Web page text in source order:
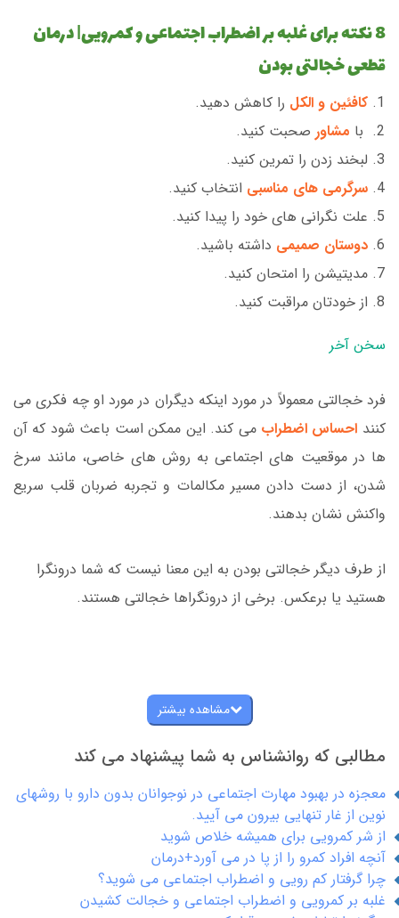
8 نکته برای غلبه بر اضطراب اجتماعی و کمرویی| درمان
قطعی خجالتی بودن
کافئین و الکل را کاهش دهید.
با مشاور صحبت کنید.
لبخند زدن را تمرین کنید.
سرگرمی های مناسبی انتخاب کنید.
علت نگرانی های خود را پیدا کنید.
دوستان صمیمی داشته باشید.
مدیتیشن را امتحان کنید.
از خودتان مراقبت کنید.
سخن آخر
فرد خجالتی معمولاً در مورد اینکه دیگران در مورد او چه فکری می
کنند احساس اضطراب می کند. این ممکن است باعث شود که آن
ها در موقعیت های اجتماعی به روش های خاصی، مانند سرخ
شدن، از دست دادن مسیر مکالمات و تجربه ضربان قلب سریع
واکنش نشان بدهند.
از طرف دیگر خجالتی بودن به این معنا نیست که شما درونگرا
هستید یا برعکس. برخی از درونگراها خجالتی هستند.
مشاهده بیشتر
مطالبی که روانشناس به شما پیشنهاد می کند
معجزه در بهبود مهارت اجتماعی در نوجوانان بدون دارو با روشهای
نوین از غار تنهایی بیرون می آیید.
از شر کمرویی برای همیشه خلاص شوید
آنچه افراد کمرو را از پا در می آورد+درمان
چرا گرفتار کم رویی و اضطراب اجتماعی می شوید؟
غلبه بر کمرویی و اضطراب اجتماعی و خجالت کشیدن